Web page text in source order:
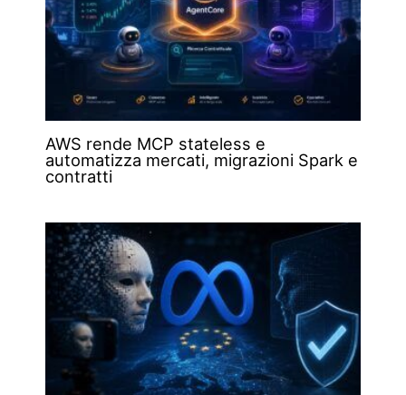
AWS rende MCP stateless e
automatizza mercati, migrazioni Spark e
contratti